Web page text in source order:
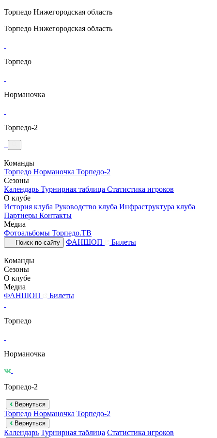
Торпедо Нижегородская область
Торпедо Нижегородская область
Торпедо
Норманочка
Торпедо-2
Команды
Торпедо Норманочка Торпедо-2
Сезоны
Календарь Турнирная таблица Статистика игроков
О клубе
История клуба Руководство клуба Инфраструктура клуба
Партнеры Контакты
Медиа
Фотоальбомы Торпедо.ТВ
Поиск по сайту ФАНШОП Билеты
Команды
Сезоны
О клубе
Медиа
ФАНШОП
Билеты
Торпедо
Норманочка
Торпедо-2
Вернуться
Торпедо Норманочка Торпедо-2
Вернуться
Календарь Турнирная таблица Статистика игроков